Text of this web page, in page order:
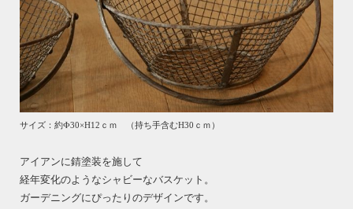
サイズ：約Ф30×H12ｃｍ （持ち手含むH30ｃｍ）
アイアンに錆塗装を施して
経年変化のようなシャビーなバスケット。
ガーデニングにぴったりのデザインです。